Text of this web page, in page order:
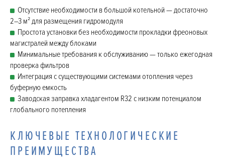
Отсутствие необходимости в большой котельной — достаточно
2–3 м² для размещения гидромодуля
Простота установки без необходимости прокладки фреоновых
магистралей между блоками
Минимальные требования к обслуживанию — только ежегодная
проверка фильтров
Интеграция с существующими системами отопления через
буферную емкость
Заводская заправка хладагентом R32 с низким потенциалом
глобального потепления
КЛЮЧЕВЫЕ ТЕХНОЛОГИЧЕСКИЕ
ПРЕИМУЩЕСТВА